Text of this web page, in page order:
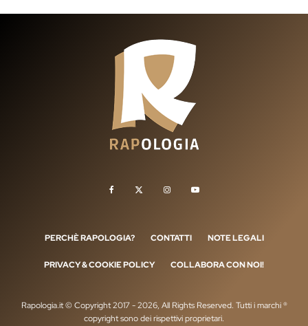
PERCHÈ RAPOLOGIA? CONTATTI NOTE LEGALI
PRIVACY & COOKIE POLICY COLLABORA CON NOI!
Rapologia.it © Copyright 2017 - 2026, All Rights Reserved. Tutti i marchi ®
copyright sono dei rispettivi proprietari.